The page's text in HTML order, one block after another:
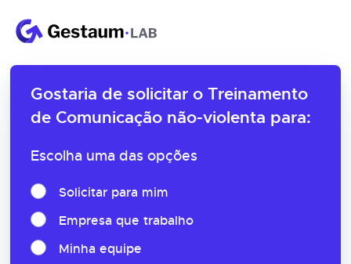
Gostaria de solicitar o Treinamento
de Comunicação não-violenta para:
Escolha uma das opções
Solicitar para mim
Empresa que trabalho
Minha equipe